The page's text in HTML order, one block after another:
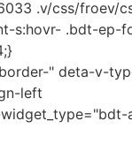
.v/css/froev/
s:hovr- .bdt-ep-
" deta-v-
left